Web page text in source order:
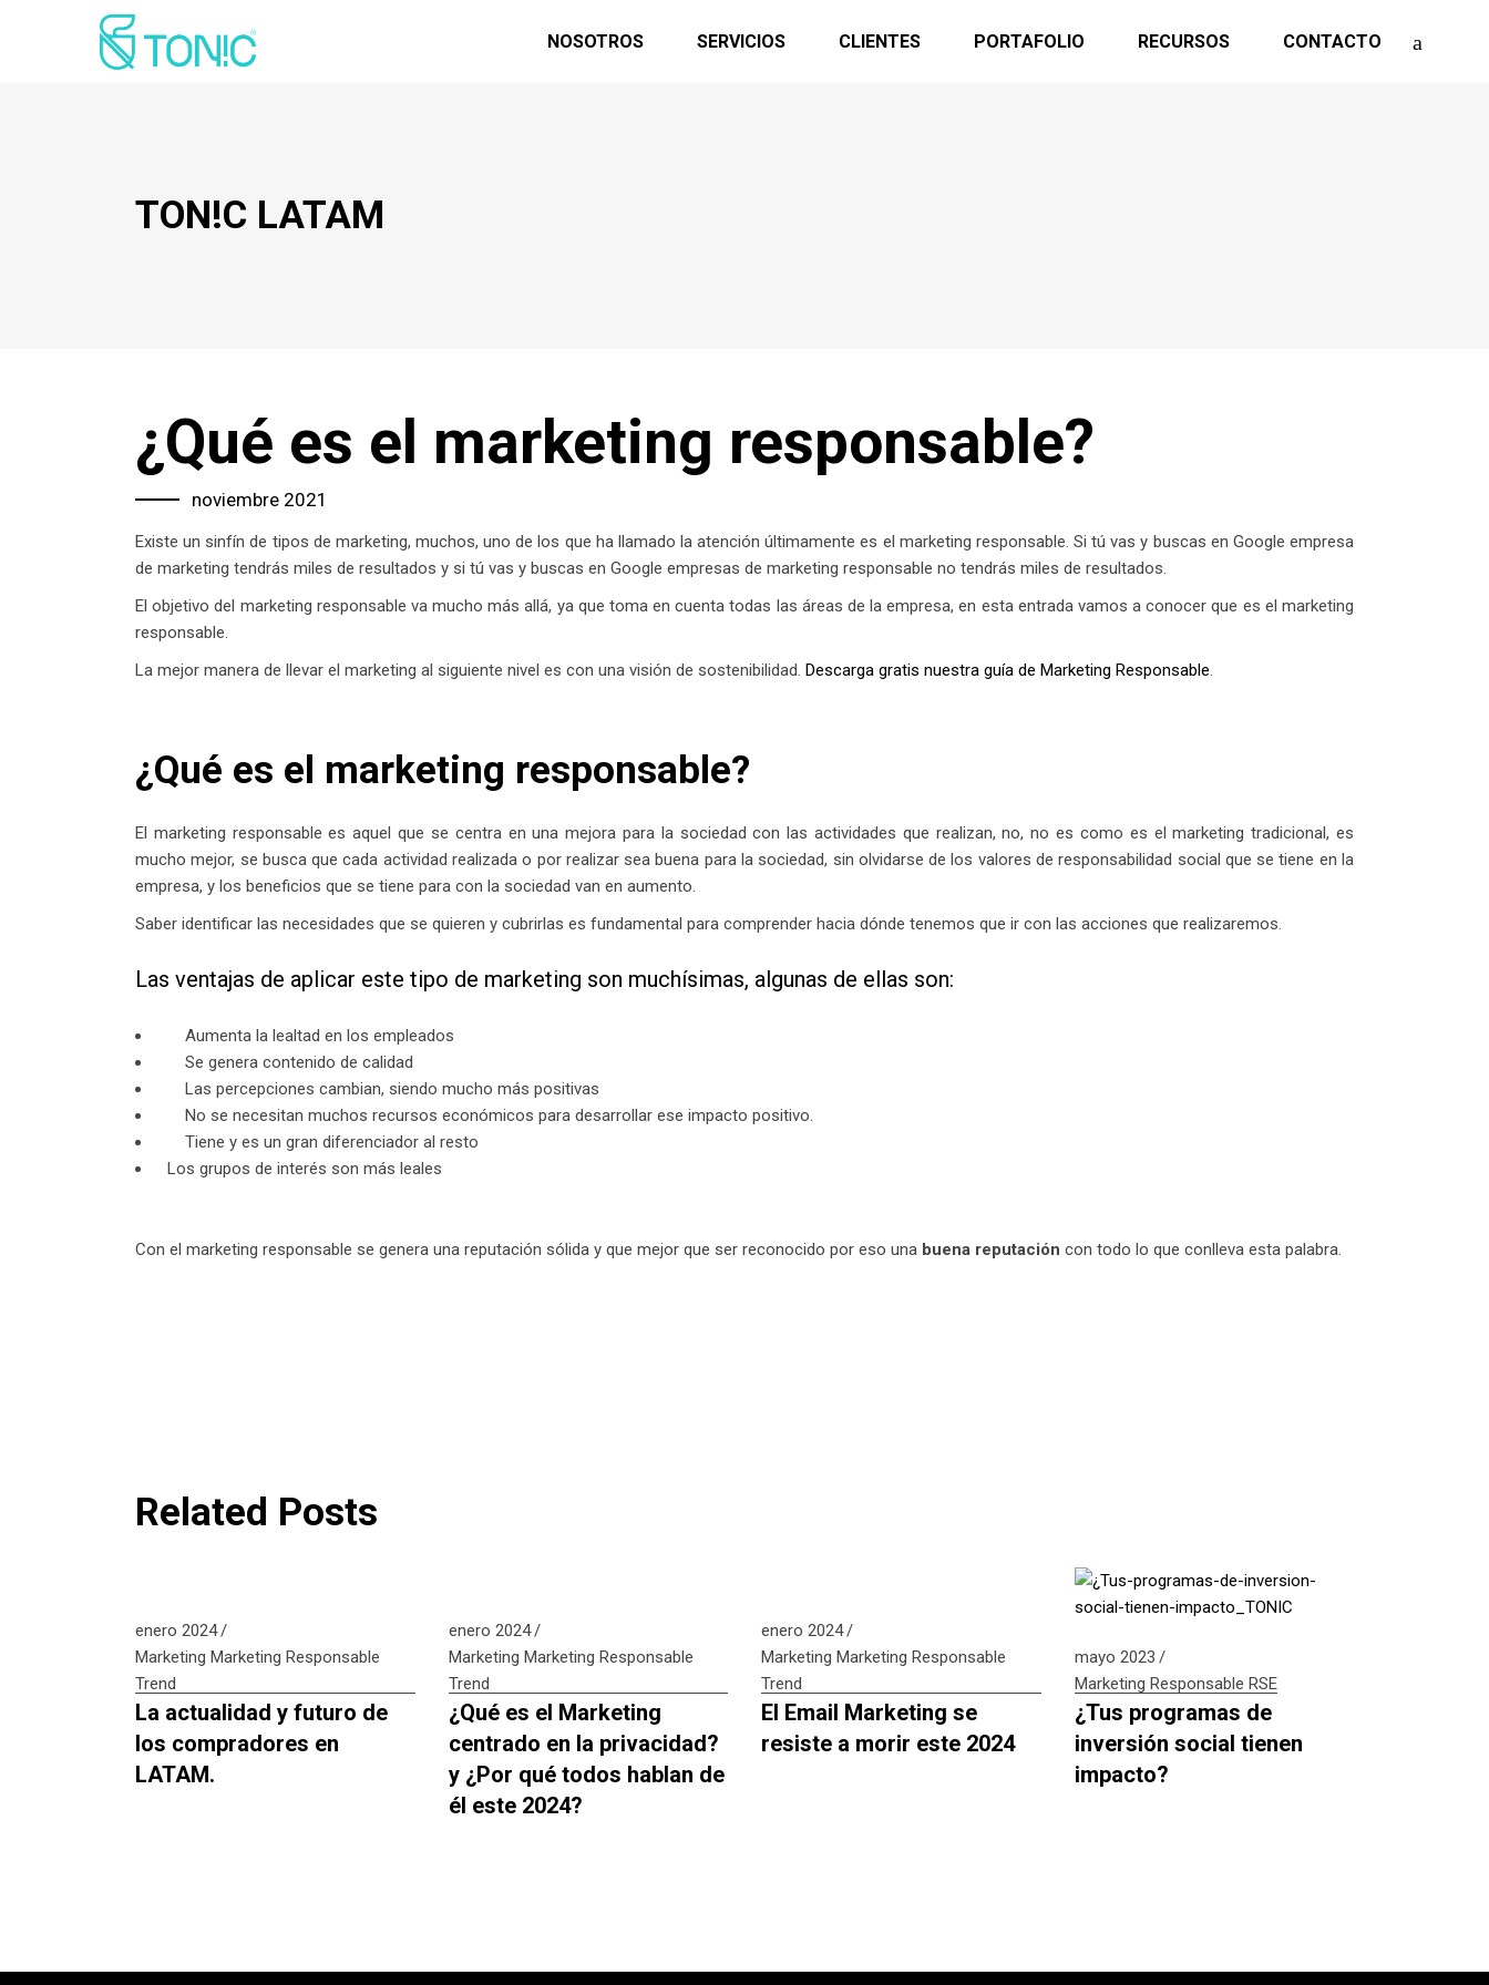
NOSOTROS SERVICIOS CLIENTES PORTAFOLIO RECURSOS CONTACTO
TON!C LATAM
¿Qué es el marketing responsable?
noviembre 2021
Existe un sinfín de tipos de marketing, muchos, uno de los que ha llamado la atención últimamente es el marketing responsable. Si tú vas y buscas en Google empresa
de marketing tendrás miles de resultados y si tú vas y buscas en Google empresas de marketing responsable no tendrás miles de resultados.
El objetivo del marketing responsable va mucho más allá, ya que toma en cuenta todas las áreas de la empresa, en esta entrada vamos a conocer que es el marketing
responsable.
La mejor manera de llevar el marketing al siguiente nivel es con una visión de sostenibilidad. Descarga gratis nuestra guía de Marketing Responsable.
¿Qué es el marketing responsable?
El marketing responsable es aquel que se centra en una mejora para la sociedad con las actividades que realizan, no, no es como es el marketing tradicional, es
mucho mejor, se busca que cada actividad realizada o por realizar sea buena para la sociedad, sin olvidarse de los valores de responsabilidad social que se tiene en la
empresa, y los beneficios que se tiene para con la sociedad van en aumento.
Saber identificar las necesidades que se quieren y cubrirlas es fundamental para comprender hacia dónde tenemos que ir con las acciones que realizaremos.
Las ventajas de aplicar este tipo de marketing son muchísimas, algunas de ellas son:
Aumenta la lealtad en los empleados
Se genera contenido de calidad
Las percepciones cambian, siendo mucho más positivas
No se necesitan muchos recursos económicos para desarrollar ese impacto positivo.
Tiene y es un gran diferenciador al resto
Los grupos de interés son más leales
Con el marketing responsable se genera una reputación sólida y que mejor que ser reconocido por eso una buena reputación con todo lo que conlleva esta palabra.
Related Posts
enero 2024
Marketing Marketing Responsable
Trend
La actualidad y futuro de
los compradores en
LATAM.
enero 2024
Marketing Marketing Responsable
Trend
¿Qué es el Marketing
centrado en la privacidad?
y ¿Por qué todos hablan de
él este 2024?
enero 2024
Marketing Marketing Responsable
Trend
El Email Marketing se
resiste a morir este 2024
mayo 2023
Marketing Responsable RSE
¿Tus programas de
inversión social tienen
impacto?